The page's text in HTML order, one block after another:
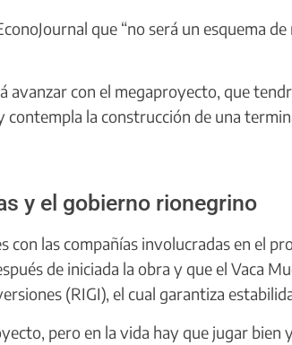
que “no será un esquema
con el megaproyecto, que
la construcción de una
y el gobierno rionegrino
con las compañías involucradas en el
de iniciada la obra y que el Vaca
(RIGI), el cual garantiza
pero en la vida hay que jugar bien